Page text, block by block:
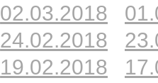
02.03.2018
24.02.2018
19.02.2018